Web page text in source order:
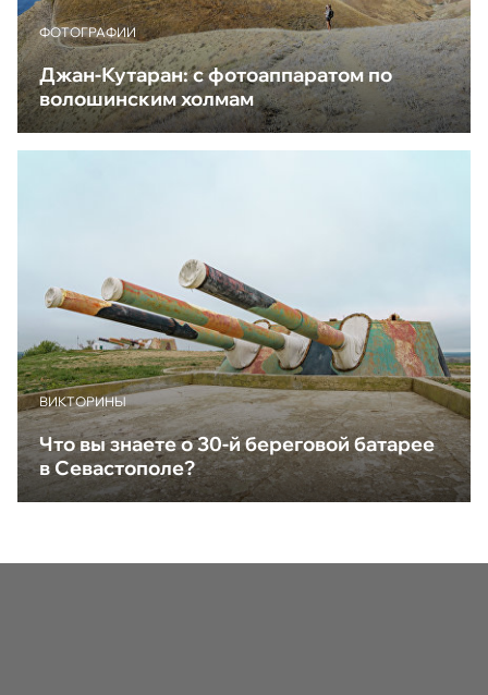
ФОТОГРАФИИ
Джан-Кутаран: с фотоаппаратом по
волошинским холмам
ВИКТОРИНЫ
Что вы знаете о 30-й береговой батарее
в Севастополе?